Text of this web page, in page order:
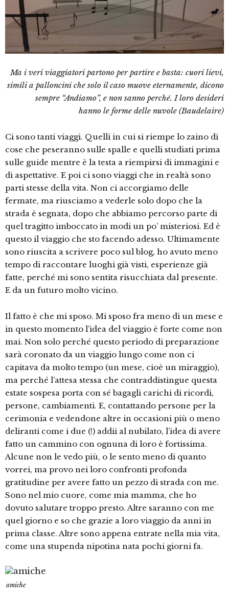
Ma i veri viaggiatori partono per partire e basta: cuori lievi,
simili a palloncini che solo il caso muove eternamente, dicono
sempre “Andiamo”, e non sanno perché. I loro desideri
hanno le forme delle nuvole (Baudelaire)
Ci sono tanti viaggi. Quelli in cui si riempe lo zaino di
cose che peseranno sulle spalle e quelli studiati prima
sulle guide mentre è la testa a riempirsi di immagini e
di aspettative. E poi ci sono viaggi che in realtà sono
parti stesse della vita. Non ci accorgiamo delle
fermate, ma riusciamo a vederle solo dopo che la
strada è segnata, dopo che abbiamo percorso parte di
quel tragitto imboccato in modi un po’ misteriosi. Ed è
questo il viaggio che sto facendo adesso. Ultimamente
sono riuscita a scrivere poco sul blog, ho avuto meno
tempo di raccontare luoghi già visti, esperienze già
fatte, perché mi sono sentita risucchiata dal presente.
E da un futuro molto vicino.
Il fatto è che mi sposo. Mi sposo fra meno di un mese e
in questo momento l’idea del viaggio è forte come non
mai. Non solo perché questo periodo di preparazione
sarà coronato da un viaggio lungo come non ci
capitava da molto tempo (un mese, cioè un miraggio),
ma perché l’attesa stessa che contraddistingue questa
estate sospesa porta con sé bagagli carichi di ricordi,
persone, cambiamenti. E, contattando persone per la
cerimonia e vedendone altre in occasioni più o meno
deliranti come i due (!) addii al nubilato, l’idea di avere
fatto un cammino con ognuna di loro è fortissima.
Alcune non le vedo più, o le sento meno di quanto
vorrei, ma provo nei loro confronti profonda
gratitudine per avere fatto un pezzo di strada con me.
Sono nel mio cuore, come mia mamma, che ho
dovuto salutare troppo presto. Altre saranno con me
quel giorno e so che grazie a loro viaggio da anni in
prima classe. Altre sono appena entrate nella mia vita,
come una stupenda nipotina nata pochi giorni fa.
amiche